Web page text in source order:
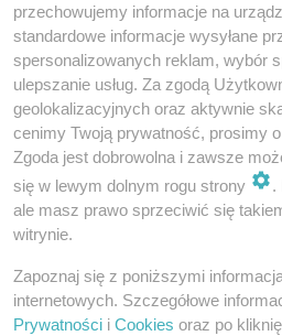
wyjaśniające okoliczności
Ó czy U? Jak
przechowujemy informacje na
standardowe informacje wysyłane
spersonalizowanych reklam, wybór
ulepszanie usług. Za zgodą
geolokalizacyjnych oraz aktywnie
cenimy Twoją prywatność, prosimy
Zgoda jest dobrowolna i zawsze
się w lewym dolnym rogu strony
.
ale masz prawo sprzeciwić się
witrynie.
Zapoznaj się z poniższymi
internetowych. Szczegółowe
Prywatności i Cookies oraz po